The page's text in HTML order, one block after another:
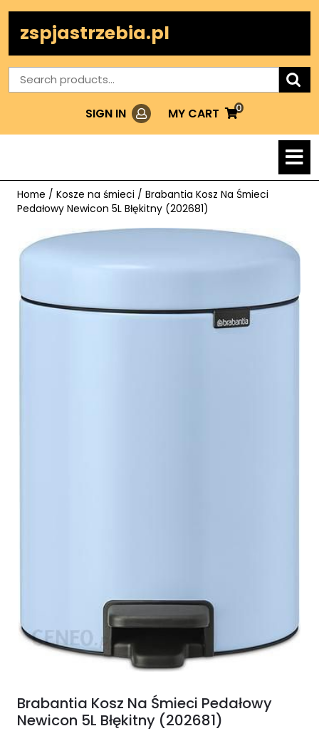
contentzspjastrzebia.pl
Search
for:
SIGN IN LoginMY CART
MY
0
Home / Kosze na śmieci / Brabantia Kosz Na Śmieci
Pedałowy Newicon 5L Błękitny (202681)
Brabantia Kosz Na Śmieci Pedałowy
Newicon 5L Błękitny (202681)